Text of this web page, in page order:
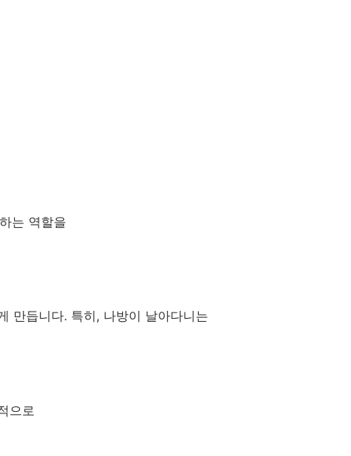
는 역할을
만듭니다. 특히, 나방이 날아다니는
으로